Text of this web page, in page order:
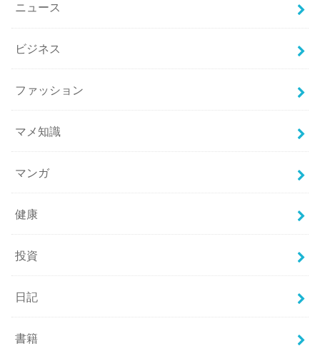
ニュース
ビジネス
ファッション
マメ知識
マンガ
健康
投資
日記
書籍